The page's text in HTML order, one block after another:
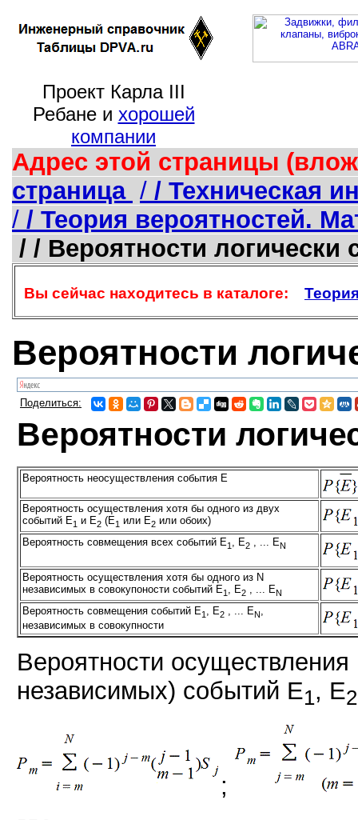
Проект Карла III
Ребане и хорошей
компании
Адрес этой страницы
страница / / Техническая
/ / Теория вероятностей.
/ / Вероятности
Вы сейчас находитесь в каталоге:
Вероятности
Поделиться:
Вероятности
Вероятность неосуществления события Е
Вероятность осуществления хотя бы одного из двух
событий Е1 и Е2 (Е1 или Е2 или обоих)
Вероятность совмещения всех событий Е1 , Е2 , ... ЕN
Вероятность осуществления хотя бы одного из N
независимых в совокупоности событий Е1 , Е2 , ... ЕN
Вероятность совмещения событий Е1 , Е2 , ... ЕN,
независимых в совокупности
Вероятности
независимых) событий Е1, Е2
;